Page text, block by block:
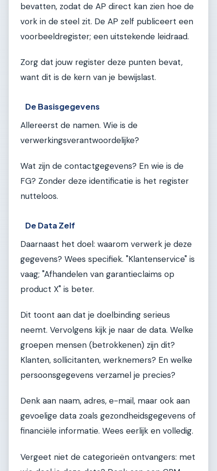
bevatten, zodat de AP direct kan zien hoe de
vork in de steel zit. De AP zelf publiceert een
voorbeeldregister; een uitstekende leidraad.
Zorg dat jouw register deze punten bevat,
want dit is de kern van je bewijslast.
De Basisgegevens
Allereerst de namen. Wie is de
verwerkingsverantwoordelijke?
Wat zijn de contactgegevens? En wie is de
FG? Zonder deze identificatie is het register
nutteloos.
De Data Zelf
Daarnaast het doel: waarom verwerk je deze
gegevens? Wees specifiek. "Klantenservice" is
vaag; "Afhandelen van garantieclaims op
product X" is beter.
Dit toont aan dat je doelbinding serieus
neemt. Vervolgens kijk je naar de data. Welke
groepen mensen (betrokkenen) zijn dit?
Klanten, sollicitanten, werknemers? En welke
persoonsgegevens verzamel je precies?
Denk aan naam, adres, e-mail, maar ook aan
gevoelige data zoals gezondheidsgegevens of
financiële informatie. Wees eerlijk en volledig.
Vergeet niet de categorieën ontvangers: met